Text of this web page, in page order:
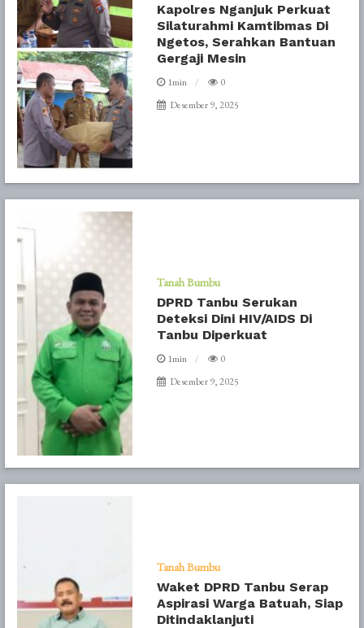
Kapolres Nganjuk Perkuat
Silaturahmi Kamtibmas Di
Ngetos, Serahkan Bantuan
Gergaji Mesin
1min
0
Desember 9, 2025
Tanah Bumbu
DPRD Tanbu Serukan
Deteksi Dini HIV/AIDS Di
Tanbu Diperkuat
1min
0
Desember 9, 2025
Tanah Bumbu
Waket DPRD Tanbu Serap
Aspirasi Warga Batuah, Siap
Ditindaklanjuti